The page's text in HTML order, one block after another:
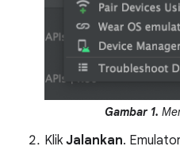
Gambar 1.
Klik Jalankan.